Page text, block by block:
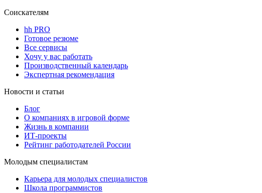
Соискателям
hh PRO
Готовое резюме
Все сервисы
Хочу у вас работать
Производственный календарь
Экспертная рекомендация
Новости и статьи
Блог
О компаниях в игровой форме
Жизнь в компании
ИТ-проекты
Рейтинг работодателей России
Молодым специалистам
Карьера для молодых специалистов
Школа программистов